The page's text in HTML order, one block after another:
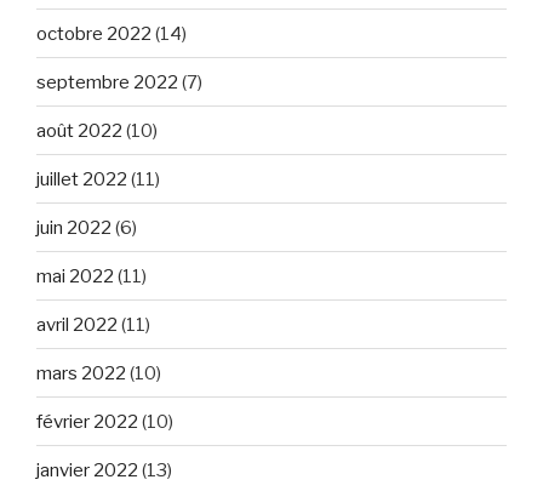
octobre 2022 (14)
septembre 2022 (7)
août 2022 (10)
juillet 2022 (11)
juin 2022 (6)
mai 2022 (11)
avril 2022 (11)
mars 2022 (10)
février 2022 (10)
janvier 2022 (13)